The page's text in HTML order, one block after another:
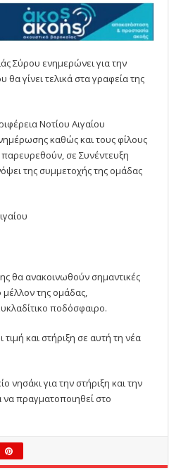
Σύρου ενημερώνει για την
γίνει τελικά στα γραφεία της
Νοτίου Αιγαίου
καθώς και τους φίλους
σε Συνέντευξη
της συμμετοχής της ομάδας
θα ανακοινωθούν σημαντικές
μέλλον της ομάδας,
ποδόσφαιρο.
και στήριξη σε αυτή τη νέα
νησάκι για την στήριξη και την
πραγματοποιηθεί στο